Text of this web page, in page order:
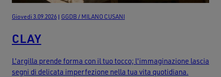
Giovedi 3.09.2026 | GGDB / MILANO CUSANI
CLAY
L'argilla prende forma con il tuo tocco; l'immaginazione lascia
segni di delicata imperfezione nella tua vita quotidiana.